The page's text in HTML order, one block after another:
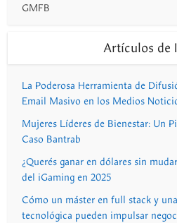
GMFB
Artículos de
La Poderosa Herramienta de
Email Masivo en los Medios
Mujeres Líderes de Bienestar: Un
Caso Bantrab
¿Querés ganar en dólares sin
del iGaming en 2025
Cómo un máster en full stack y
tecnológica pueden impulsar